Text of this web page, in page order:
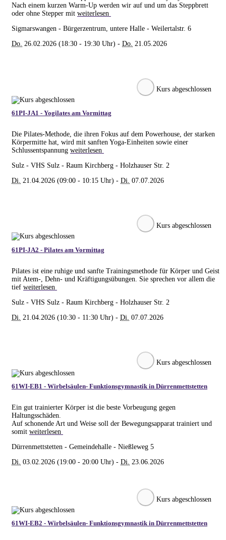
Nach einem kurzen Warm-Up werden wir auf und um das Steppbrett
oder ohne Stepper mit weiterlesen
Sigmarswangen - Bürgerzentrum, untere Halle - Weilertalstr. 6
Do. 26.02.2026 (18:30 - 19:30 Uhr) - Do. 21.05.2026
Kurs abgeschlossen
61PI-JA1 - Yogilates am Vormittag
Die Pilates-Methode, die ihren Fokus auf dem Powerhouse, der starken
Körpermitte hat, wird mit sanften Yoga-Einheiten sowie einer
Schlussentspannung weiterlesen
Sulz - VHS Sulz - Raum Kirchberg - Holzhauser Str. 2
Di. 21.04.2026 (09:00 - 10:15 Uhr) - Di. 07.07.2026
Kurs abgeschlossen
61PI-JA2 - Pilates am Vormittag
Pilates ist eine ruhige und sanfte Trainingsmethode für Körper und Geist
mit Atem-, Dehn- und Kräftigungsübungen. Sie sprechen vor allem die
tief weiterlesen
Sulz - VHS Sulz - Raum Kirchberg - Holzhauser Str. 2
Di.
21.04.2026 (10:30 - 11:30 Uhr) - Di. 07.07.2026
Kurs abgeschlossen
61WI-EB1 - Wirbelsäulen- Funktionsgymnastik in Dürrenmettstetten
Ein gut trainierter Körper ist die beste Vorbeugung gegen
Haltungsschäden.
Auf schonende Art und Weise soll der Bewegungsapparat trainiert und
somit weiterlesen
Dürrenmettstetten - Gemeindehalle - Nießleweg 5
Di. 03.02.2026 (19:00 - 20:00 Uhr) - Di. 23.06.2026
Kurs abgeschlossen
61WI-EB2 - Wirbelsäulen- Funktionsgymnastik in Dürrenmettstetten